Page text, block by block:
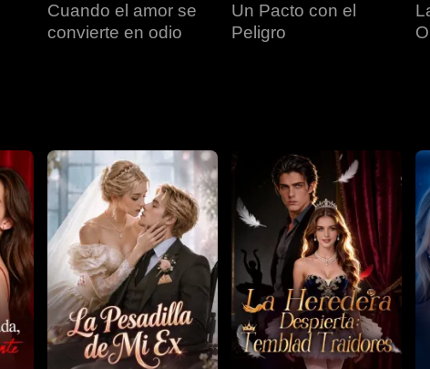
Cuando el amor se
convierte en odio
Un Pacto con el
Peligro